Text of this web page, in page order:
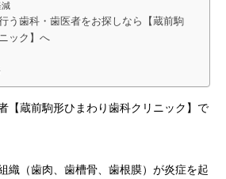
減
う歯科・歯医者をお探しなら【蔵前駒
ック】へ
【蔵前駒形ひまわり歯科クリニック】で
織（歯肉、歯槽骨、歯根膜）が炎症を起